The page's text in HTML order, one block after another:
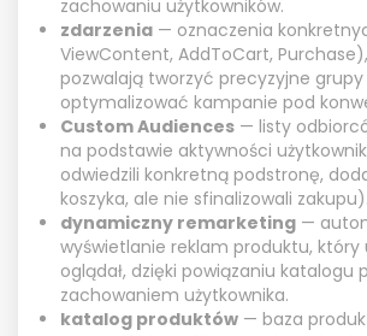
zachowaniu użytkowników.
zdarzenia — oznaczenia
ViewContent, AddToCart,
pozwalają tworzyć precyzyjne
optymalizować kampanie pod
Custom Audiences — listy
na podstawie aktywności
odwiedzili konkretną podstronę,
koszyka, ale nie sfinalizowali zakupu).
dynamiczny remarketing —
wyświetlanie reklam produktu, który
oglądał, dzięki powiązaniu katalogu
zachowaniem użytkownika.
katalog produktów — baza